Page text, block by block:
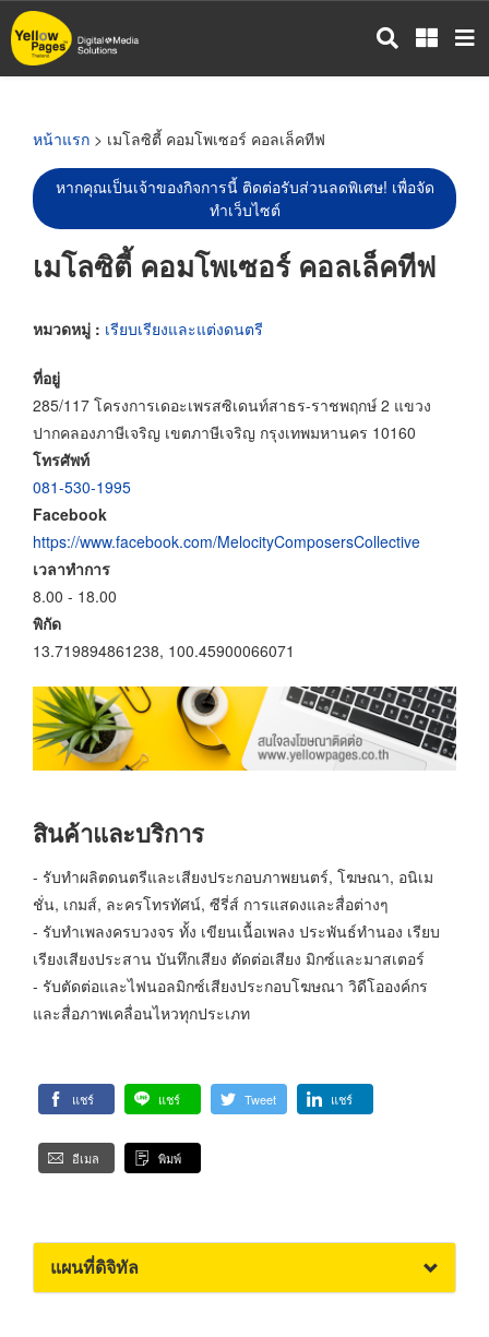
ข้าม
ไป
หน้าแรก > เมโลซิตี้ คอมโพเซอร์ คอลเล็คทีฟ
หากคุณเป็นเจ้าของกิจการนี้ ติดต่อรับส่วนลดพิเศษ! เพื่อจัด
ทำเว็บไซต์
เมโลซิตี้ คอมโพเซอร์ คอลเล็คทีฟ
หมวดหมู่ : เรียบเรียงและแต่งดนตรี
ที่อยู่
285/117 โครงการเดอะเพรสซิเดนท์สาธร-ราชพฤกษ์ 2 แขวง
ปากคลองภาษีเจริญ เขตภาษีเจริญ กรุงเทพมหานคร 10160
โทรศัพท์
081-530-1995
Facebook
https://www.facebook.com/MelocityComposersCollective
เวลาทำการ
8.00 - 18.00
พิกัด
13.719894861238, 100.45900066071
สินค้าและบริการ
- รับทำผลิตดนตรีและเสียงประกอบภาพยนตร์, โฆษณา, อนิเม
ชั่น, เกมส์, ละครโทรทัศน์, ซีรี่ส์ การแสดงและสื่อต่างๆ
- รับทำเพลงครบวงจร ทั้ง เขียนเนื้อเพลง ประพันธ์ทำนอง เรียบ
เรียงเสียงประสาน บันทึกเสียง ตัดต่อเสียง มิกซ์และมาสเตอร์
- รับตัดต่อและไฟนอลมิกซ์เสียงประกอบโฆษณา วิดีโอองค์กร
และสื่อภาพเคลื่อนไหวทุกประเภท
แชร์ แชร์ Tweet แชร์
อีเมล พิมพ์
แผนที่ดิจิทัล